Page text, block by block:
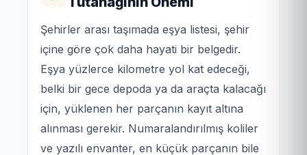
Şehirler arası taşımada eşya listesi, şehir
içine göre çok daha hayati bir belgedir.
Eşya yüzlerce kilometre yol kat edeceği,
belki bir gece depoda ya da araçta kalacağı
için, yüklenen her parçanın kayıt altına
alınması gerekir. Numaralandırılmış koliler
ve yazılı envanter, en küçük parçanın bile